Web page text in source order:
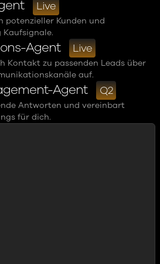
Live
potenzieller Kunden und
Agent Live
Kontakt zu passenden Leads über
auf.
Agent Q2
Antworten und vereinbart
für dich.